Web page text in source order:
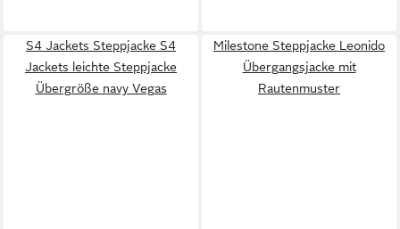
S4 Jackets Steppjacke S4
Jackets leichte Steppjacke
Übergröße navy Vegas
Milestone Steppjacke Leonido
Übergangsjacke mit
Rautenmuster